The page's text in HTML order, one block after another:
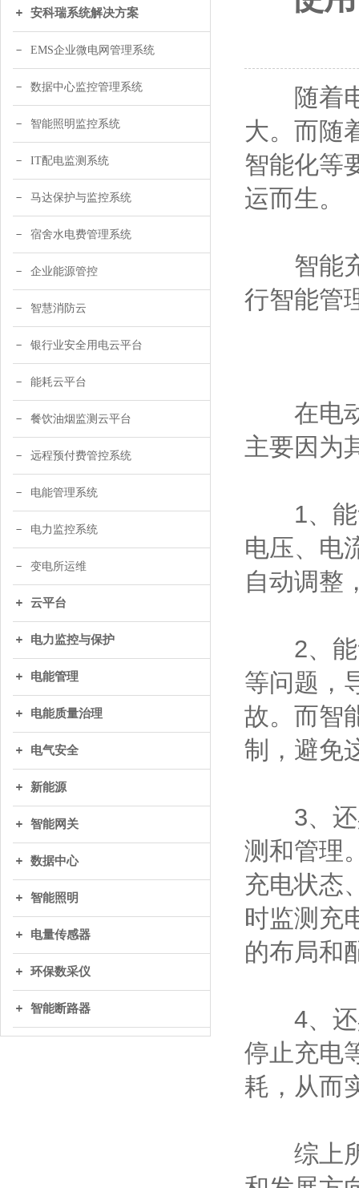
安科瑞系统解决方案
EMS企业微电网管理系统
数据中心监控管理系统
智能照明监控系统
IT配电监测系统
马达保护与监控系统
宿舍水电费管理系统
企业能源管控
智慧消防云
银行业安全用电云平台
能耗云平台
餐饮油烟监测云平台
远程预付费管控系统
电能管理系统
电力监控系统
变电所运维
云平台
电力监控与保护
电能管理
电能质量治理
电气安全
新能源
智能网关
数据中心
智能照明
电量传感器
环保数采仪
智能断路器
随着电
大。而随
智能化等
运而生。
智能充
行智能管
在电动
主要因为
1、能够
电压、电
自动调整
2、能够
等问题，
故。而智
制，避免
3、还具
测和管理
充电状态
时监测充
的布局和
4、还具
停止充电
耗，从而
综上所